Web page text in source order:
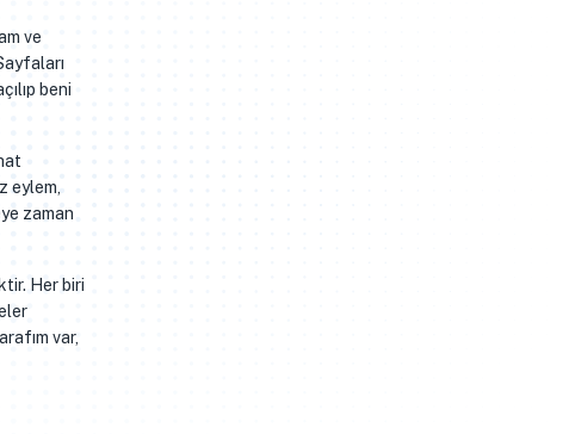
ve
beni
eylem,
zaman
Her biri
var,